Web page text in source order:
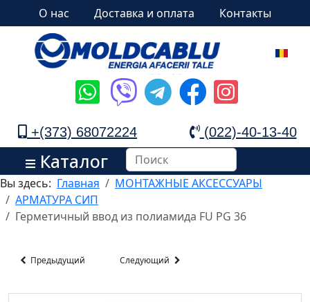
О нас Доставка и оплата Контакты
+(373) 68072224 (022)-40-13-40
Каталог
Вы здесь: Главная
МОНТАЖНЫЕ АКСЕССУАРЫ
АРМАТУРА СИП
Герметичный ввод из полиамида FU PG 36
Предыдущий Следующий